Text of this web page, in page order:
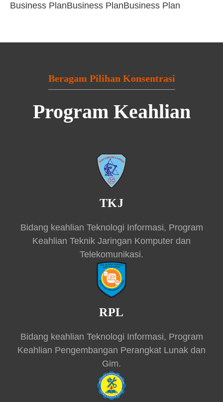
Business PlanBusiness PlanBusiness Plan
Beragam Pilihan Konsentrasi
Program Keahlian
TKJ
Bidang keahlian Teknologi Informasi, Program
Keahlian Teknik Jaringan Komputer dan
Telekomunikasi.
RPL
Bidang keahlian Teknologi Informasi, Program
Keahlian Pengembangan Perangkat Lunak dan
Gim.